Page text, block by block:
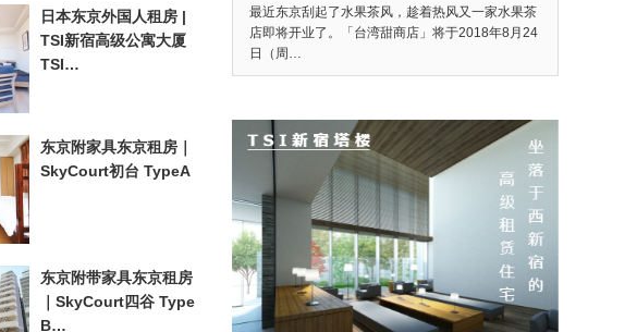
日本东京外国人租房 |
TSI新宿高级公寓大厦
TSI…
东京附家具东京租房｜
SkyCourt初台 TypeA
东京附带家具东京租房
｜SkyCourt四谷 Type
B…
最近东京刮起了水果茶风，趁着热风又一家水果茶
店即将开业了。「台湾甜商店」将于2018年8月24
日（周…